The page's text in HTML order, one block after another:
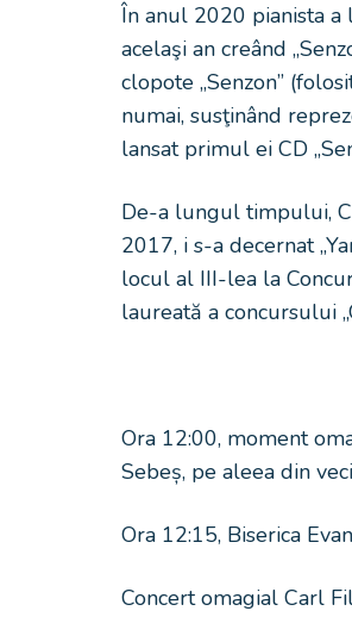
În anul 2020 pianista a
acelaşi an creând
clopote „Senzon”
numai, susţinând
lansat primul ei CD
De-a lungul timpului,
2017, i s-a decernat
locul al III-lea la
laureată a concursului
Ora 12:00, moment
Sebeș, pe aleea din
Ora 12:15, Biserica
Concert omagial Carl